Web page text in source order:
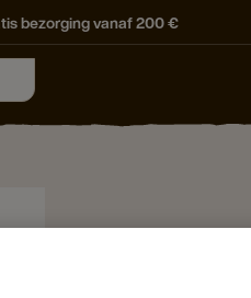
bezorging vanaf 200 €